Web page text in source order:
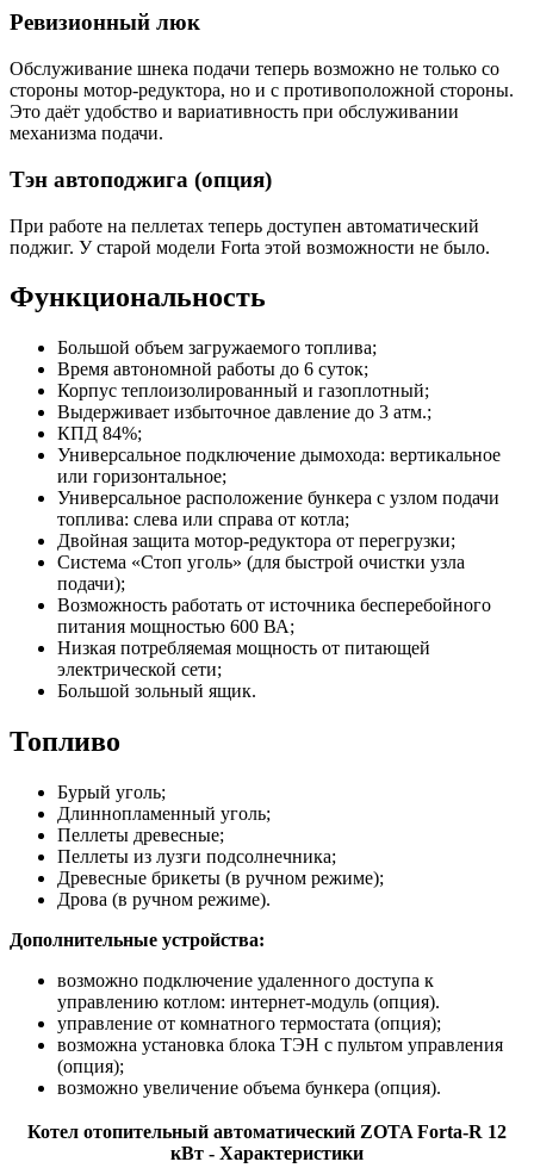
Ревизионный люк
Обслуживание шнека подачи теперь возможно не только со
стороны мотор-редуктора, но и с противоположной стороны.
Это даёт удобство и вариативность при обслуживании
механизма подачи.
Тэн автоподжига (опция)
При работе на пеллетах теперь доступен автоматический
поджиг. У старой модели Forta этой возможности не было.
Функциональность
Большой объем загружаемого топлива;
Время автономной работы до 6 суток;
Корпус теплоизолированный и газоплотный;
Выдерживает избыточное давление до 3 атм.;
КПД 84%;
Универсальное подключение дымохода: вертикальное
или горизонтальное;
Универсальное расположение бункера с узлом подачи
топлива: слева или справа от котла;
Двойная защита мотор-редуктора от перегрузки;
Система «Стоп уголь» (для быстрой очистки узла
подачи);
Возможность работать от источника бесперебойного
питания мощностью 600 ВА;
Низкая потребляемая мощность от питающей
электрической сети;
Большой зольный ящик.
Топливо
Бурый уголь;
Длиннопламенный уголь;
Пеллеты древесные;
Пеллеты из лузги подсолнечника;
Древесные брикеты (в ручном режиме);
Дрова (в ручном режиме).
Дополнительные устройства:
возможно подключение удаленного доступа к
управлению котлом: интернет-модуль (опция).
управление от комнатного термостата (опция);
возможна установка блока ТЭН с пультом управления
(опция);
возможно увеличение объема бункера (опция).
Котел отопительный автоматический ZOTA Forta-R 12
кВт - Характеристики